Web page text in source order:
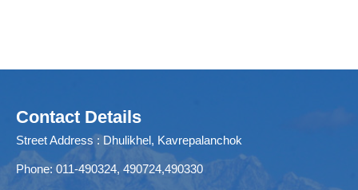
Contact Details
Street Address : Dhulikhel, Kavrepalanchok
Phone: 011-490324, 490724,490330